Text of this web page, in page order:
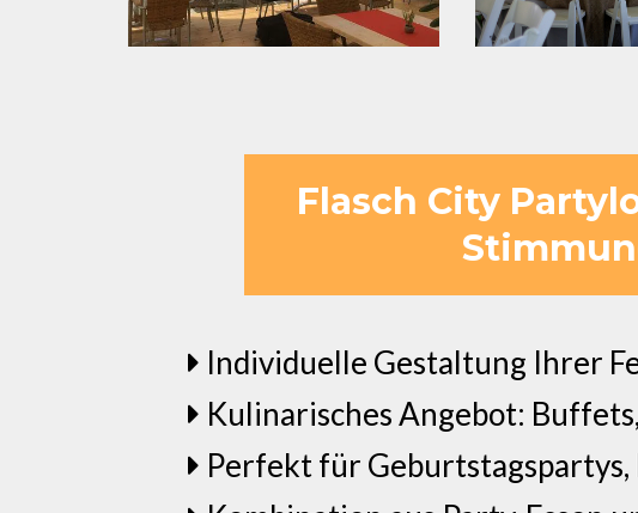
Flasch City
Individuelle Gestaltung Ihrer
Kulinarisches Angebot:
Perfekt für